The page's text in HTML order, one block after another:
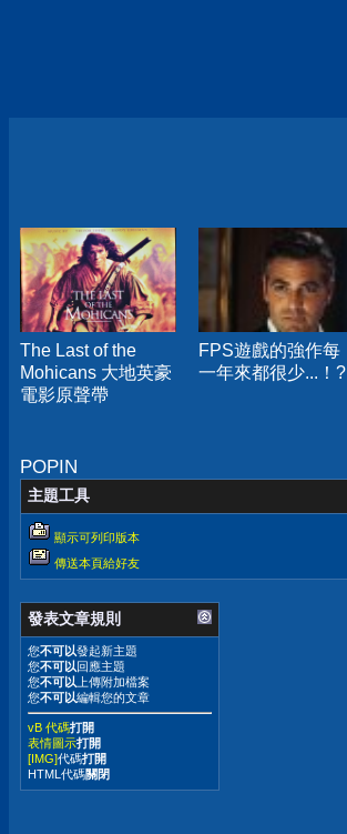
The Last of the
Mohicans 大地英豪
電影原聲帶
FPS遊戲的強作每
一年來都很少...！?
POPIN
主題工具
顯示可列印版本
傳送本頁給好友
發表文章規則
您不可以發起新主題
您不可以回應主題
您不可以 上傳附加檔案
您不可以編輯您的文章
vB 代碼打開
表情圖示打開
[IMG]代碼打開
HTML代碼關閉